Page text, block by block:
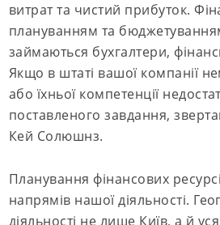
витрат та чистий прибуток.
плануванням та
займаються бухгалтери,
Якщо в штаті вашої компанії
або їхньої компетенції
поставленого завдання,
Кей Солюшнз.
Планування фінансових
напрямів нашої діяльності.
діяльності не лише Київ, а й